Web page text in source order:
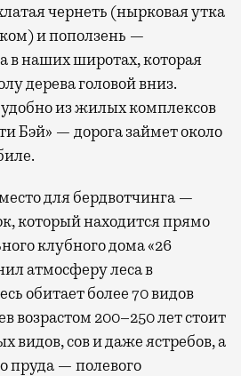
чернеть (нырковая утка
и поползень —
в наших широтах, которая
дерева головой вниз.
из жилых комплексов
Бэй» — дорога займет около
для бердвотчинга —
который находится прямо
клубного дома «26
атмосферу леса в
обитает более 70 видов
возрастом 200–250 лет стоит
видов, сов и даже ястребов, а
пруда — полевого